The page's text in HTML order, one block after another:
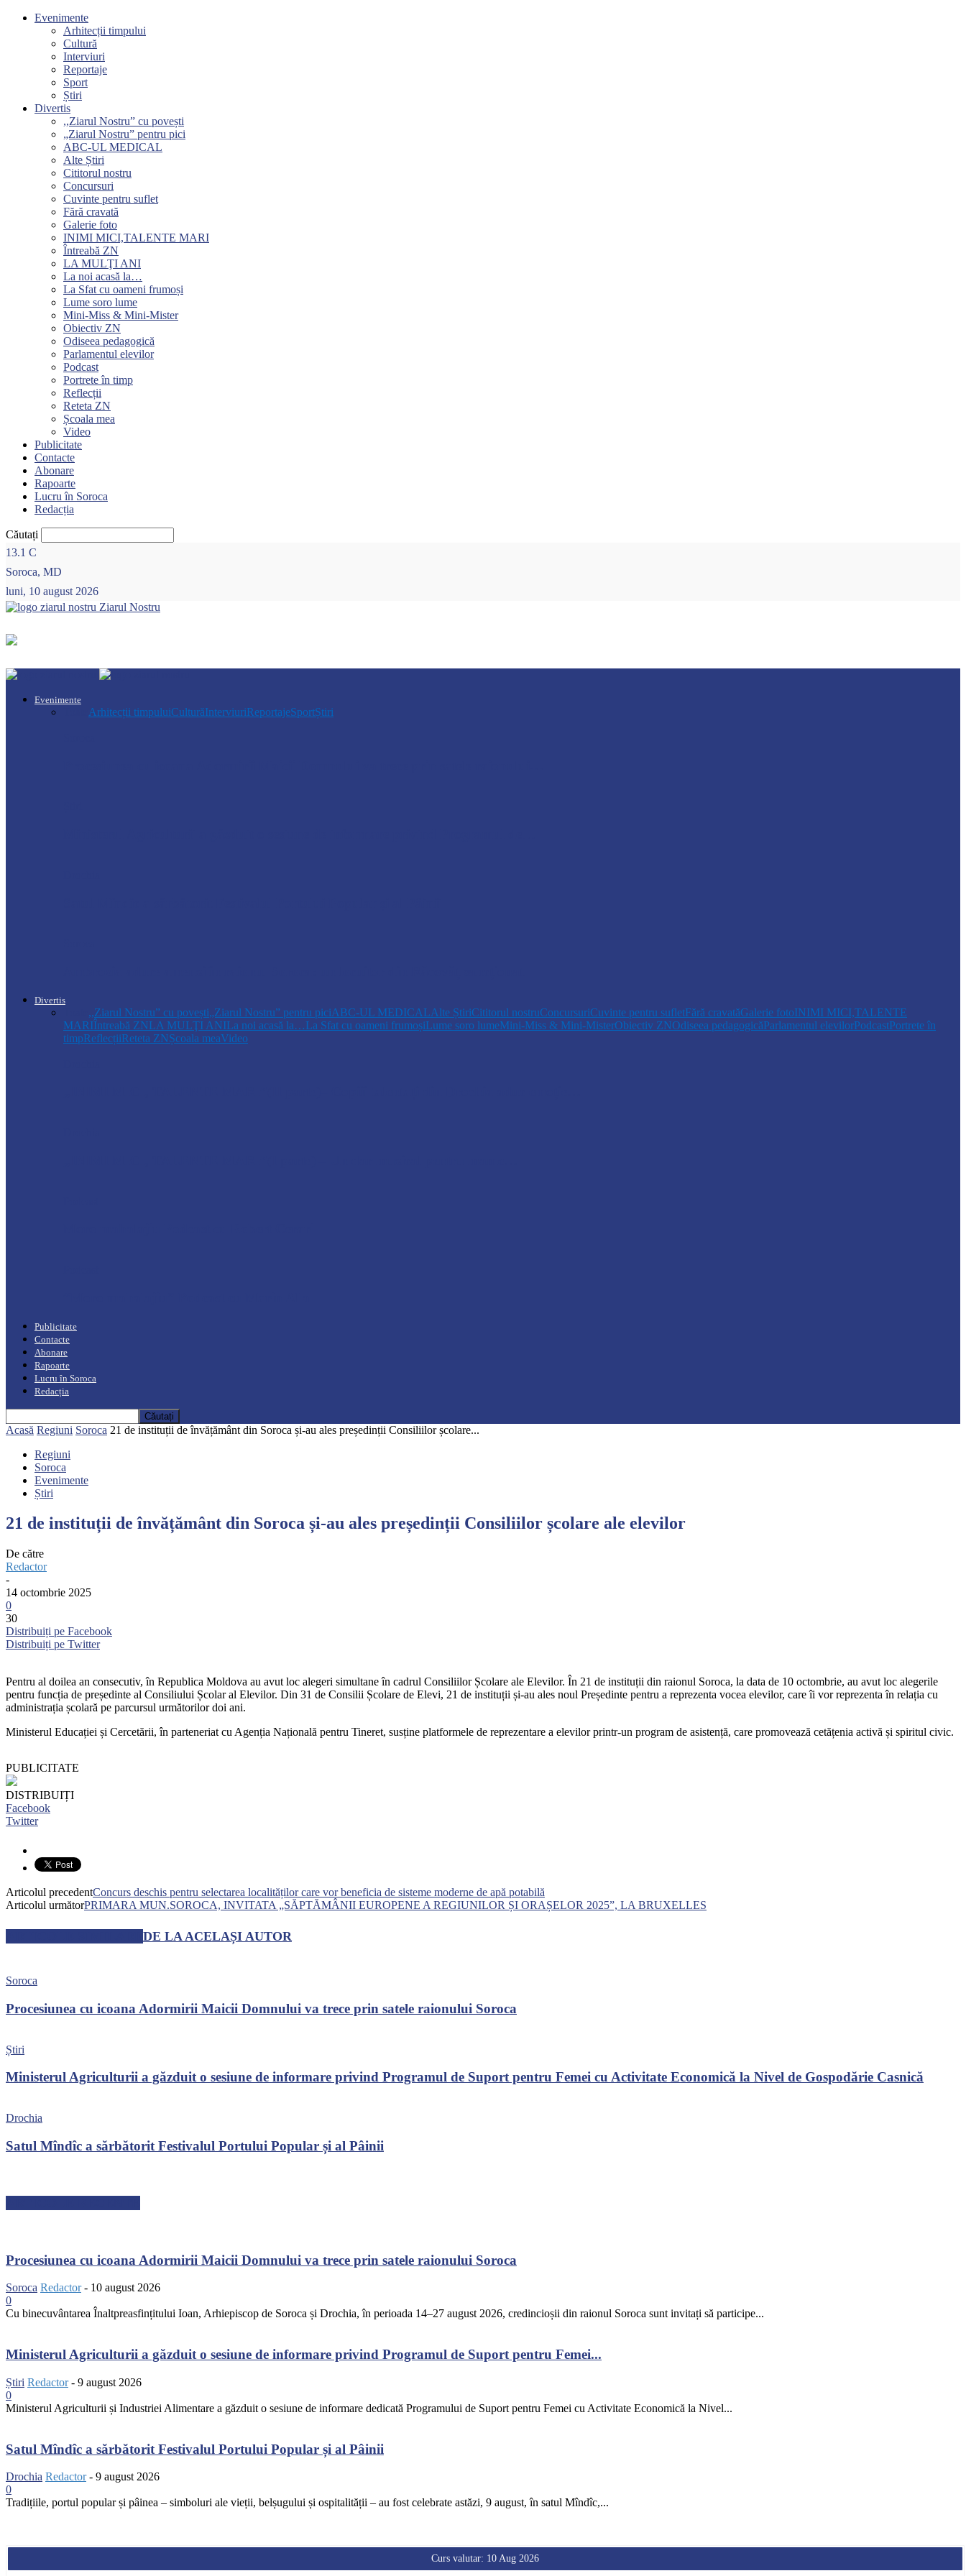
Evenimente
Arhitecții timpului
Cultură
Interviuri
Reportaje
Sport
Știri
Divertis
,,Ziarul Nostru” cu povești
„Ziarul Nostru” pentru pici
ABC-UL MEDICAL
Alte Știri
Cititorul nostru
Concursuri
Cuvinte pentru suflet
Fără cravată
Galerie foto
INIMI MICI,TALENTE MARI
Întreabă ZN
LA MULŢI ANI
La noi acasă la…
La Sfat cu oameni frumoși
Lume soro lume
Mini-Miss & Mini-Mister
Obiectiv ZN
Odiseea pedagogică
Parlamentul elevilor
Podcast
Portrete în timp
Reflecții
Reteta ZN
Școala mea
Video
Publicitate
Contacte
Abonare
Rapoarte
Lucru în Soroca
Redacția
Căutați
13.1 C
Soroca, MD
luni, 10 august 2026
Ziarul Nostru
Evenimente
Arhitecții timpuluiCulturăInterviuriReportajeSportȘtiri
Divertis
,,Ziarul Nostru” cu povești„Ziarul Nostru” pentru piciABC-UL MEDICALAlte ȘtiriCititorul nostruConcursuriCuvinte pentru sufletFără cravatăGalerie fotoINIMI MICI,TALENTE
MARIÎntreabă ZNLA MULŢI ANILa noi acasă la…La Sfat cu oameni frumoșiLume soro lumeMini-Miss & Mini-MisterObiectiv ZNOdiseea pedagogicăParlamentul elevilorPodcastPortrete în
timpReflecțiiReteta ZNȘcoala meaVideo
Publicitate
Contacte
Abonare
Rapoarte
Lucru în Soroca
Redacția
Acasă Regiuni Soroca 21 de instituții de învățământ din Soroca și-au ales președinții Consiliilor școlare...
Regiuni
Soroca
Evenimente
Știri
21 de instituții de învățământ din Soroca și-au ales președinții Consiliilor școlare ale elevilor
De către
Redactor
-
14 octombrie 2025
0
30
Distribuiți pe Facebook
Distribuiți pe Twitter
Pentru al doilea an consecutiv, în Republica Moldova au avut loc alegeri simultane în cadrul Consiliilor Școlare ale Elevilor. În 21 de instituții din raionul Soroca, la data de 10 octombrie, au avut loc alegerile
pentru funcția de președinte al Consiliului Școlar al Elevilor. Din 31 de Consilii Școlare de Elevi, 21 de instituții și-au ales noul Președinte pentru a reprezenta vocea elevilor, care îi vor reprezenta în relația cu
administrația școlară pe parcursul următorilor doi ani.
Ministerul Educației și Cercetării, în parteneriat cu Agenția Națională pentru Tineret, susține platformele de reprezentare a elevilor printr-un program de asistență, care promovează cetățenia activă și spiritul civic.
PUBLICITATE
DISTRIBUIȚI
Facebook
Twitter
Articolul precedentConcurs deschis pentru selectarea localităților care vor beneficia de sisteme moderne de apă potabilă
Articolul următorPRIMARA MUN.SOROCA, INVITATA „SĂPTĂMÂNII EUROPENE A REGIUNILOR ȘI ORAȘELOR 2025”, LA BRUXELLES
DE LA ACELAȘI AUTOR
Soroca
Procesiunea cu icoana Adormirii Maicii Domnului va trece prin satele raionului Soroca
Știri
Ministerul Agriculturii a găzduit o sesiune de informare privind Programul de Suport pentru Femei cu Activitate Economică la Nivel de Gospodărie Casnică
Drochia
Satul Mîndîc a sărbătorit Festivalul Portului Popular și al Pâinii
Procesiunea cu icoana Adormirii Maicii Domnului va trece prin satele raionului Soroca
Soroca Redactor - 10 august 2026
0
Cu binecuvântarea Înaltpreasfințitului Ioan, Arhiepiscop de Soroca și Drochia, în perioada 14–27 august 2026, credincioșii din raionul Soroca sunt invitați să participe...
Ministerul Agriculturii a găzduit o sesiune de informare privind Programul de Suport pentru Femei...
Știri Redactor - 9 august 2026
0
Ministerul Agriculturii și Industriei Alimentare a găzduit o sesiune de informare dedicată Programului de Suport pentru Femei cu Activitate Economică la Nivel...
Satul Mîndîc a sărbătorit Festivalul Portului Popular și al Pâinii
Drochia Redactor - 9 august 2026
0
Tradițiile, portul popular și pâinea – simboluri ale vieții, belșugului și ospitalității – au fost celebrate astăzi, 9 august, în satul Mîndîc,...
Curs valutar: 10 Aug 2026